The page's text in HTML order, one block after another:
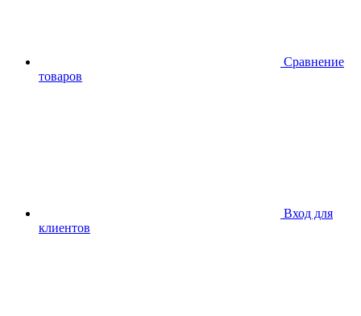
Сравнение
товаров
Вход для
клиентов